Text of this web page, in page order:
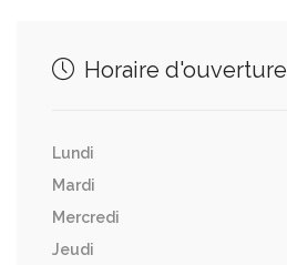
Horaire d'ouverture
Lundi
Mardi
Mercredi
Jeudi